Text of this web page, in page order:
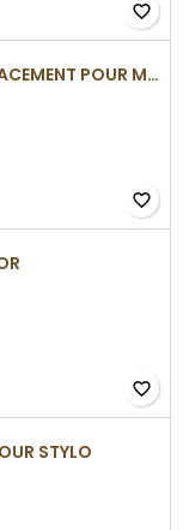
favorite_border
TUBES DE REMPLACEMENT POUR MÉCANISME SLIMLINE
favorite_border
favorite_border
STYLO